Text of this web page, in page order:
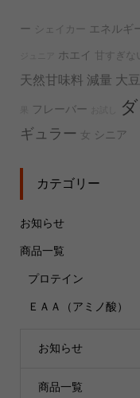
ー シェイカー エネルギ
ホエイ 甘すぎな
天然甘味料 減量 大豆
フレーバー
ギュラー
女 シニア
カテゴリー
お知らせ
商品一覧
プロテイン
ＥＡＡ（アミノ酸）
お知らせ
商品一覧